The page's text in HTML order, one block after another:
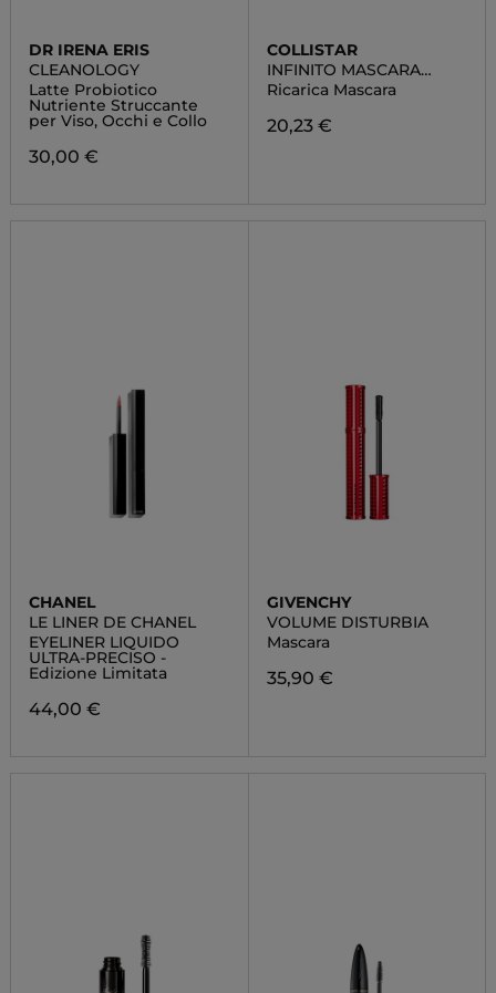
DR IRENA ERIS
CLEANOLOGY
Latte Probiotico
Nutriente Struccante
per Viso, Occhi e Collo
30,00 €
COLLISTAR
INFINITO MASCARA
REFILL
Ricarica Mascara
20,23 €
CHANEL
LE LINER DE CHANEL
EYELINER LIQUIDO
ULTRA-PRECISO -
Edizione Limitata
44,00 €
GIVENCHY
VOLUME DISTURBIA
Mascara
35,90 €